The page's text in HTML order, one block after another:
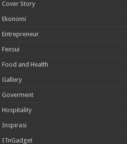
Cover Story
Ekonomi
Entrepreneur
Fensui
Food and Health
Gallery
Goverment
Hospitality
Inspirasi
ITnGadget